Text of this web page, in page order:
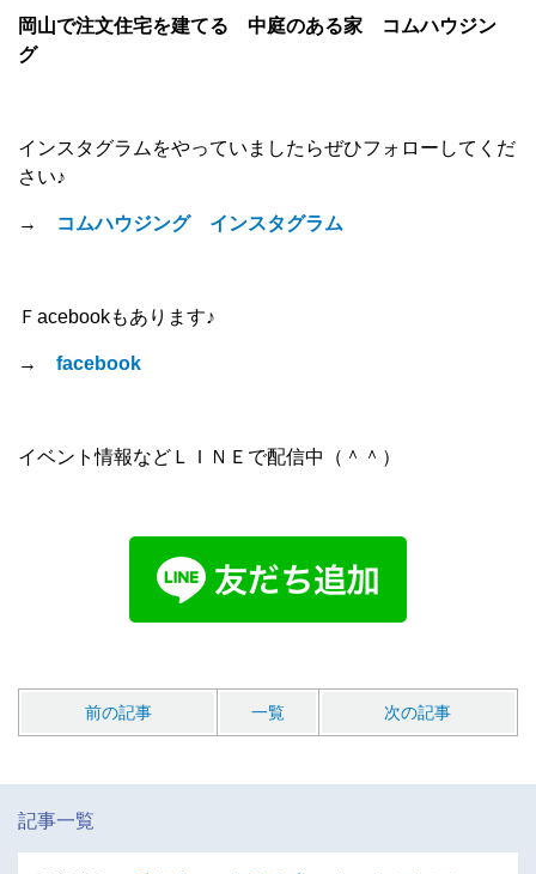
岡山で注文住宅を建てる 中庭のある家 コムハウジン
グ
インスタグラムをやっていましたらぜひフォローしてくだ
さい♪
→ コムハウジング インスタグラム
Ｆacebookもあります♪
→ facebook
イベント情報などＬＩＮＥで配信中（＾＾）
前の記事 一覧 次の記事
記事一覧